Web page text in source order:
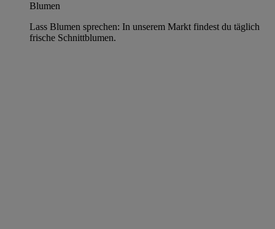
Blumen
Lass Blumen sprechen: In unserem Markt findest du täglich
frische Schnittblumen.